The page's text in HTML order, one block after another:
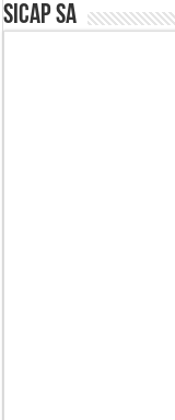
SICAP SA